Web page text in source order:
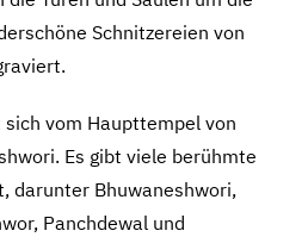
Schnitzereien von
vom Haupttempel von
Es gibt viele berühmte
darunter Bhuwaneshwori,
Panchdewal und